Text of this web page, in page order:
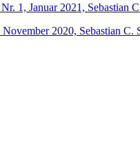
1, Januar 2021, Sebastian
2020, Sebastian C.